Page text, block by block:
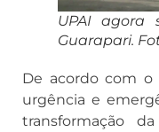
UPAI agora
Guarapari.
De acordo com
urgência e
transformação